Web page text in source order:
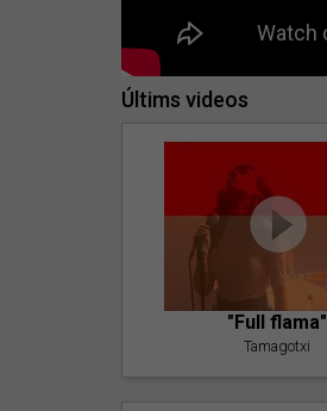
Últims videos
"Full flama"
Tamagotxi